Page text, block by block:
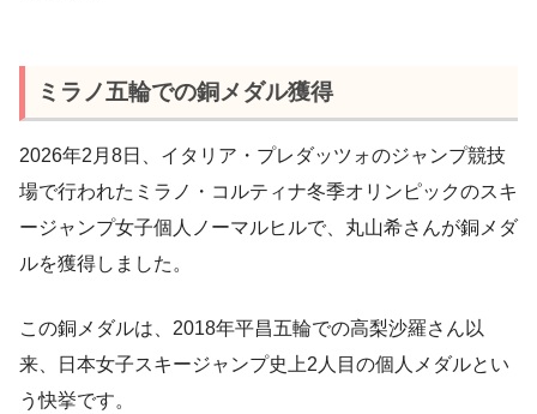
ミラノ五輪での銅メダル獲得
2026年2月8日、イタリア・プレダッツォのジャンプ競技
場で行われたミラノ・コルティナ冬季オリンピックのスキ
ージャンプ女子個人ノーマルヒルで、丸山希さんが銅メダ
ルを獲得しました。
この銅メダルは、2018年平昌五輪での高梨沙羅さん以
来、日本女子スキージャンプ史上2人目の個人メダルとい
う快挙です。